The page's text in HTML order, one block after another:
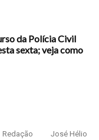
da Polícia Civil
sexta; veja como
Redação José Hélio